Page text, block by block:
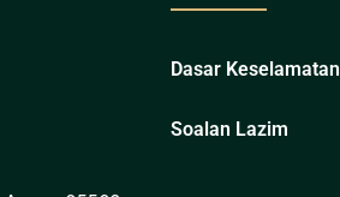
Dasar Keselamatan
Soalan Lazim